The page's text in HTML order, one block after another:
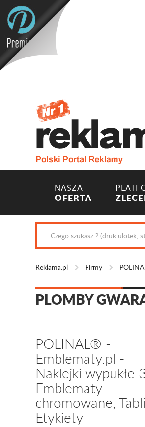
NASZA
OFERTA
Reklama.pl Firmy
PLOMBY
POLINAL® -
Emblematy.pl -
Naklejki wypukłe
Emblematy
chromowane,
Etykiety